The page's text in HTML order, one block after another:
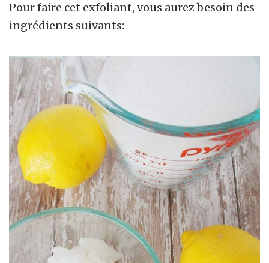
Pour faire cet exfoliant, vous aurez besoin des
ingrédients suivants: